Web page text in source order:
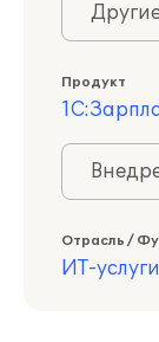
Продукт
Отрасль /
ИТ-услуги